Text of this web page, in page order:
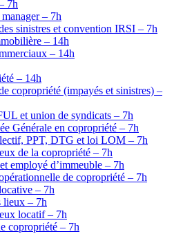
7h
– 7h
sinistres et convention IRSI – 7h
– 14h
– 14h
– 14h
copropriété (impayés et sinistres) –
et union de syndicats – 7h
Générale en copropriété – 7h
PPT, DTG et loi LOM – 7h
de la copropriété – 7h
employé d’immeuble – 7h
de copropriété – 7h
– 7h
lieux – 7h
locatif – 7h
copropriété – 7h